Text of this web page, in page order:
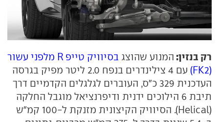
רק בנזין: המנוע שהוצג
בסיוויק טייפ R מלפני עשור
(FK2)
עם 4 צילינדרים בנפח 2.0 ליטר מפיק בגרסה
העדכנית 329 כ"ס, העוברים לגלגלים הקדמיים דרך
תיבת 6 הילוכים ידנית ודיפרנציאל מוגבל החלקה
(Helical). הסיוויק הקיצונית מזנקת ל-100 קמ"ש